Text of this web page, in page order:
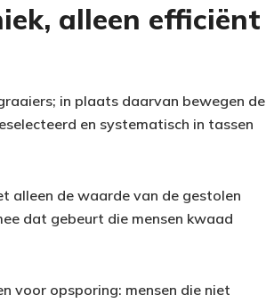
alleen efficiënt
in plaats daarvan bewegen de
en systematisch in tassen
alleen de waarde van de gestolen
dat gebeurt die mensen kwaad
voor opsporing: mensen die niet